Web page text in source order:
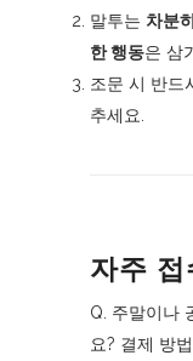
말투는 차분
한 행동은 삼
조문 시 반드
추세요.
자주
Q. 주말이나
요? 결제 방